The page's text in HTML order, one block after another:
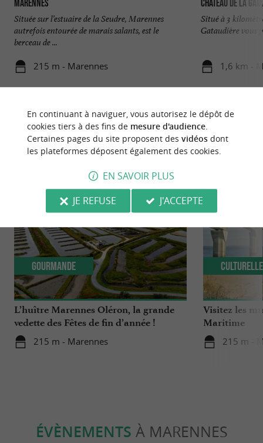
Marennes
Située sur l’estuaire de la Seudre, Marennes
autrefois entourée de marais salants, est le
berceau de ...
215 m - Marennes
Château de la
Situé à 3
Gataudière vous
1,6 km -
NOUS AVONS TESTÉPOUR VOUS
L’huître Marennes Oléron, la grande
vedette des Fêtes de fin d’année !
215 m - Marennes
Gourmande
Visitez les
Maritime
215 m -
Culturelle
ÉVÈNEMENTS À MARENNES
En continuant à naviguer, vous autorisez le dépôt de
cookies tiers à des fins de mesure d'audience.
Certaines pages du site proposent des vidéosdont
les plateformes déposent également des cookies.
EN SAVOIR PLUS
JE REFUSE
J'ACCEPTE